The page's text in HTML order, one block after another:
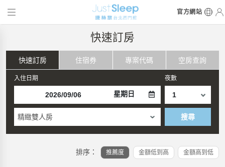
官方網站
快速訂房
快速訂房 住宿券 專案代碼 空房查詢
入住日期
星期日
夜數
精緻雙人房 搜尋
排序： 推薦度 金額低到高 金額高到低